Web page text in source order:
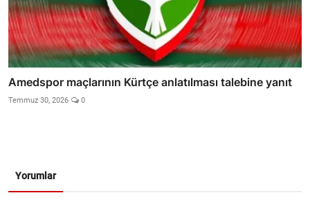
Amedspor maçlarının Kürtçe anlatılması talebine yanıt
Temmuz 30, 2026 0
Yorumlar